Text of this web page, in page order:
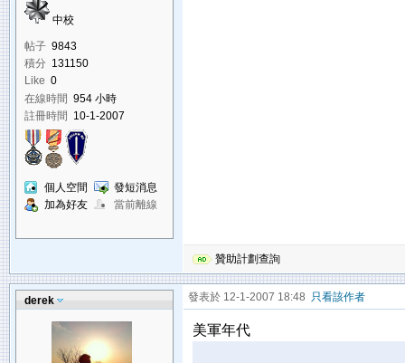
中校
帖子 9843
積分 131150
Like 0
在線時間 954 小時
註冊時間 10-1-2007
個人空間
發短消息
加為好友
當前離線
贊助計劃查詢
derek 發表於 12-1-2007 18:48 只看該作者
美軍年代